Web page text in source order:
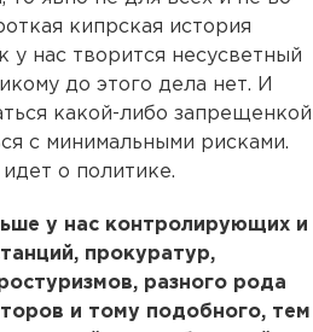
кипрская история
у нас творится несусветный
до этого дела нет. И
какой-либо запрещенкой
с минимальными рисками.
о политике.
у нас контролирующих и
прокуратур,
разного рода
и тому подобного, тем